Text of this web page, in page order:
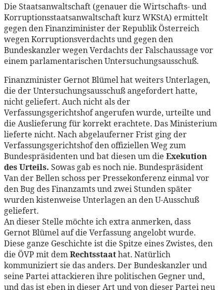
Die Staatsanwaltschaft (genauer die Wirtschafts- und
Korruptionsstaatsanwaltschaft kurz WKStA) ermittelt
gegen den Finanziminister der Republik Österreich
wegen Korruptionsverdachts und gegen den
Bundeskanzler wegen Verdachts der Falschaussage vor
einem parlamentarischen Untersuchungsausschuß.
Finanzminister Gernot Blümel hat weiters Unterlagen,
die der Untersuchungsausschuß angefordert hatte,
nicht geliefert. Auch nicht als der
Verfassungsgerichtshof angerufen wurde, urteilte und
die Auslieferung für korrekt erachtete. Das Ministerium
lieferte nicht. Nach abgelauferner Frist ging der
Verfassungsgerichtshof den offiziellen Weg zum
Bundespräsidenten und bat diesen um die Exekution
des Urteils. Sowas gab es noch nie. Bundespräsident
Van der Bellen schoss per Pressekonferenz einmal vor
den Bug des Finanzamts und zwei Stunden später
wurden kistenweise Unterlagen an den U-Ausschuß
geliefert.
An dieser Stelle möchte ich extra anmerken, dass
Gernot Blümel auf die Verfassung angelobt wurde.
Diese ganze Geschichte ist die Spitze eines Zwistes, den
die ÖVP mit demRechtsstaathat. Natürlich
kommuniziert sie das anders. Der Bundeskanzler und
seine Partei attackieren ihre politischen Gegner und,
und das ist eben in dieser Art und von dieser Partei neu